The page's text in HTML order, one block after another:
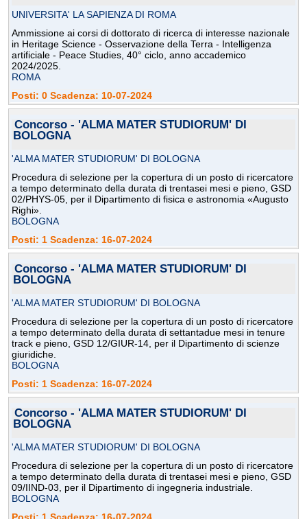
UNIVERSITA' LA SAPIENZA DI ROMA
Ammissione ai corsi di dottorato di ricerca di interesse nazionale
in Heritage Science - Osservazione della Terra - Intelligenza
artificiale - Peace Studies, 40° ciclo, anno accademico
2024/2025.
ROMA
Posti: 0 Scadenza: 10-07-2024
Concorso - 'ALMA MATER STUDIORUM' DI
BOLOGNA
'ALMA MATER STUDIORUM' DI BOLOGNA
Procedura di selezione per la copertura di un posto di ricercatore
a tempo determinato della durata di trentasei mesi e pieno, GSD
02/PHYS-05, per il Dipartimento di fisica e astronomia «Augusto
Righi».
BOLOGNA
Posti: 1 Scadenza: 16-07-2024
Concorso - 'ALMA MATER STUDIORUM' DI
BOLOGNA
'ALMA MATER STUDIORUM' DI BOLOGNA
Procedura di selezione per la copertura di un posto di ricercatore
a tempo determinato della durata di settantadue mesi in tenure
track e pieno, GSD 12/GIUR-14, per il Dipartimento di scienze
giuridiche.
BOLOGNA
Posti: 1 Scadenza: 16-07-2024
Concorso - 'ALMA MATER STUDIORUM' DI
BOLOGNA
'ALMA MATER STUDIORUM' DI BOLOGNA
Procedura di selezione per la copertura di un posto di ricercatore
a tempo determinato della durata di trentasei mesi e pieno, GSD
09/IIND-03, per il Dipartimento di ingegneria industriale.
BOLOGNA